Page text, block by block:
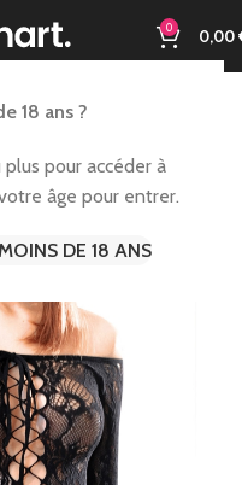
18 ans ?
pour accéder à
âge pour entrer.
DE 18 ANS
0 0,00